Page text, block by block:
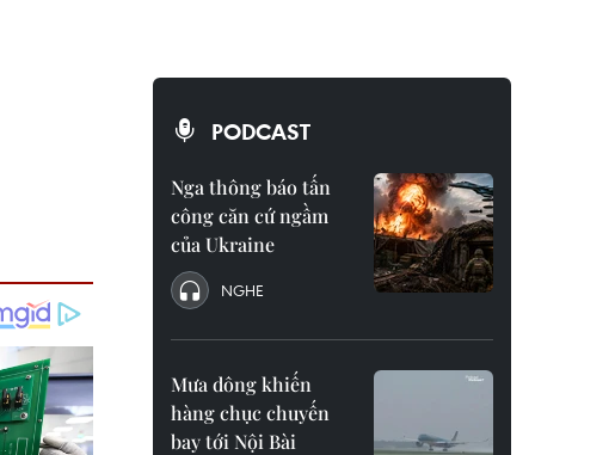
PODCAST
Nga thông báo tấn
công căn cứ ngầm
của Ukraine
NGHE
Mưa dông khiến
hàng chục chuyến
bay tới Nội Bài